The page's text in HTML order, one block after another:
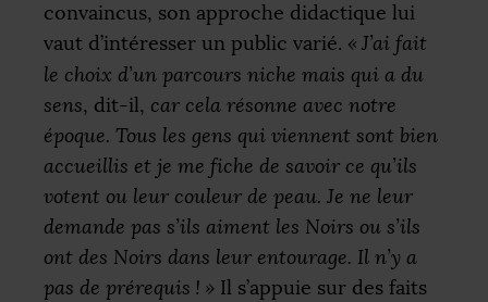
convaincus, son approche didactique lui
vaut d’intéresser un public varié. « J’ai fait
le choix d’un parcours niche mais qui a du
sens, dit-il, car cela résonne avec notre
époque. Tous les gens qui viennent sont bien
accueillis et je me fiche de savoir ce qu’ils
votent ou leur couleur de peau. Je ne leur
demande pas s’ils aiment les Noirs ou s’ils
ont des Noirs dans leur entourage. Il n’y a
pas de prérequis ! » Il s’appuie sur des faits